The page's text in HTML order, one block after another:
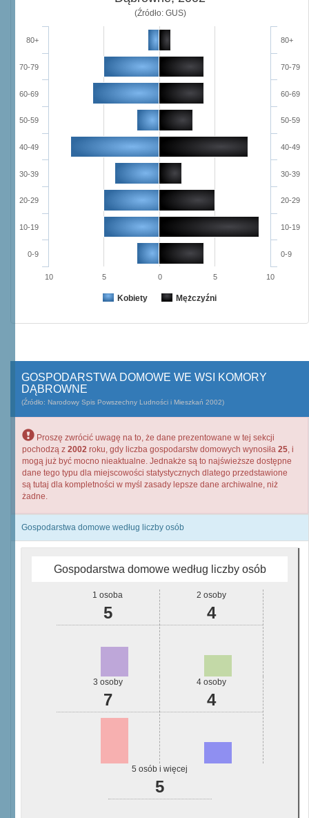
(Źródło: GUS)
Kobiety Mężczyźni
0-9
10-19
20-29
30-39
40-49
50-59
60-69
70-79
80+
0-9
10-19
20-29
30-39
40-49
50-59
60-69
70-79
80+
10 0 10
5 5
GOSPODARSTWA DOMOWE WE WSI KOMORY
DĄBROWNE
(Źródło: Narodowy Spis Powszechny Ludności i Mieszkań 2002)
Proszę zwrócić uwagę na to, że dane prezentowane w tej sekcji
pochodzą z 2002 roku, gdy liczba gospodarstw domowych wynosiła 25, i
mogą już być mocno nieaktualne. Jednakże są to najświeższe dostępne
dane tego typu dla miejscowości statystycznych dlatego przedstawione
są tutaj dla kompletności w myśl zasady lepsze dane archiwalne, niż
żadne.
Gospodarstwa domowe według liczby osób
Gospodarstwa domowe według liczby osób
1 osoba
5
2 osoby
4
3 osoby
7
4 osoby
4
5 osób i więcej
5